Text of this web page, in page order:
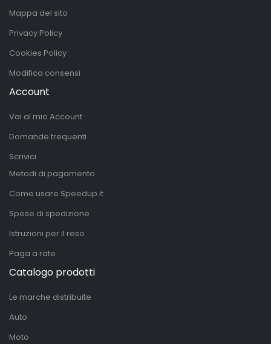
Mappa del sito
Privacy Policy
Cookies Policy
Modifica consensi
Account
Vai al mio Account
Domande frequenti
Scrivici
Metodi di pagamento
Come usare Speedup.it
Spese di spedizione
Istruzioni per il reso
Paga a rate
Catalogo prodotti
Le marche distribuite
Auto
Moto